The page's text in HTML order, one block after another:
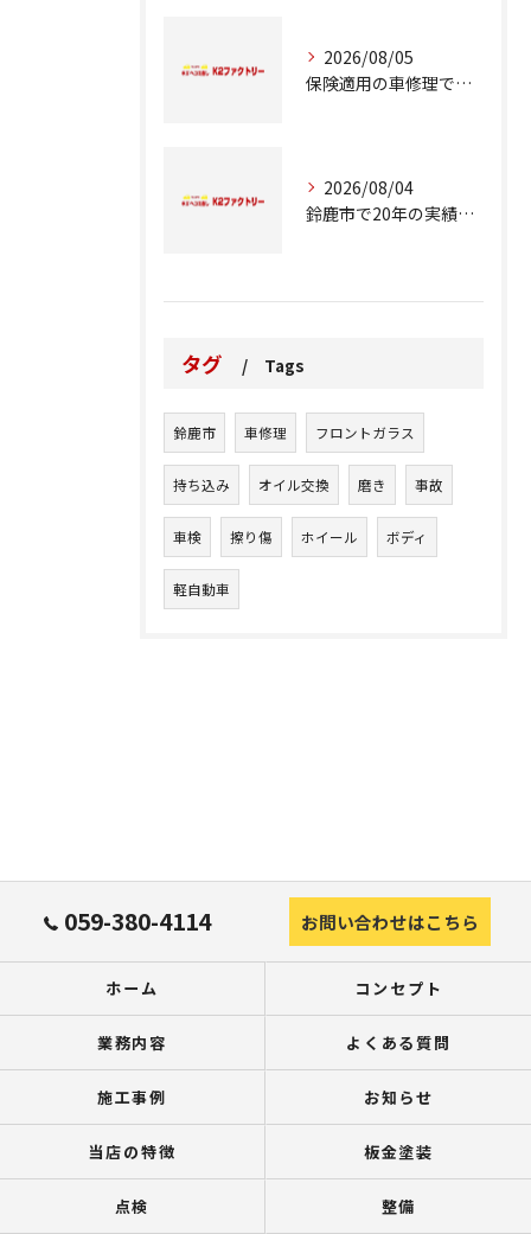
2026/08/05
保険適用の車修理で知っておくべきポイント
2026/08/04
鈴鹿市で20年の実績が語る車修理のこだわり
タグ Tags
鈴鹿市 車修理 フロントガラス
持ち込み オイル交換 磨き 事故
車検 擦り傷 ホイール ボディ
軽自動車
059-380-4114 お問い合わせはこちら
ホーム コンセプト
業務内容 よくある質問
施工事例 お知らせ
当店の特徴 板金塗装
点検 整備